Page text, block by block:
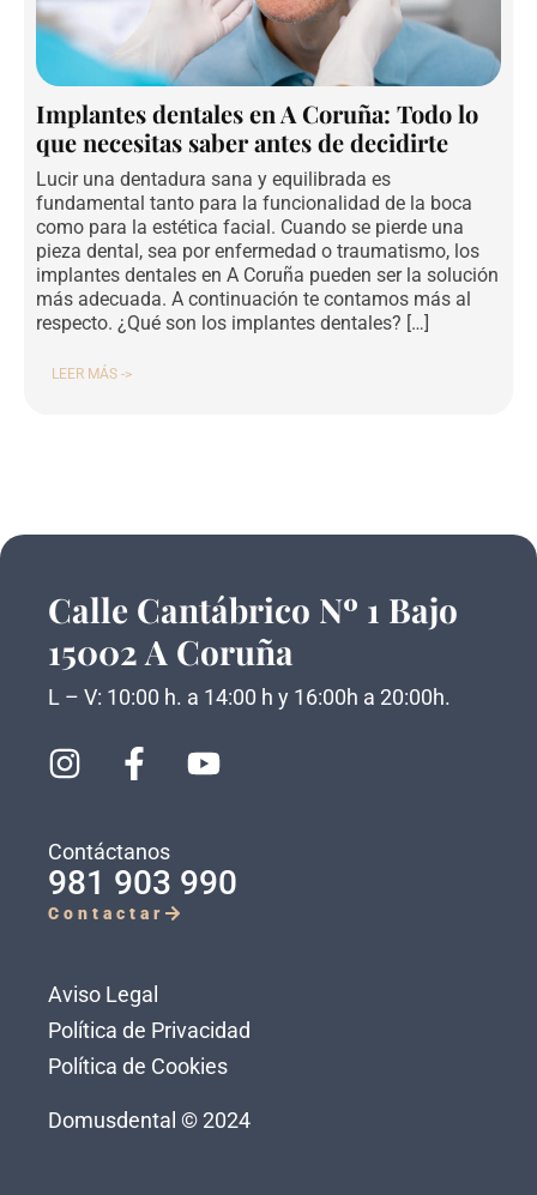
Implantes dentales en A Coruña: Todo lo
que necesitas saber antes de decidirte
Lucir una dentadura sana y equilibrada es
fundamental tanto para la funcionalidad de la boca
como para la estética facial. Cuando se pierde una
pieza dental, sea por enfermedad o traumatismo, los
implantes dentales en A Coruña pueden ser la solución
más adecuada. A continuación te contamos más al
respecto. ¿Qué son los implantes dentales? […]
LEER MÁS ->
Calle Cantábrico Nº 1 Bajo
15002 A Coruña
L – V: 10:00 h. a 14:00 h y 16:00h a 20:00h.
Contáctanos
981 903 990
Contactar
Aviso Legal
Política de Privacidad
Política de Cookies
Domusdental © 2024